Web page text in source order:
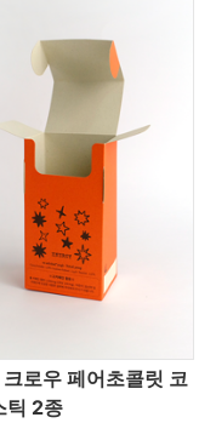
로우 페어초콜릿 코
틱 2종